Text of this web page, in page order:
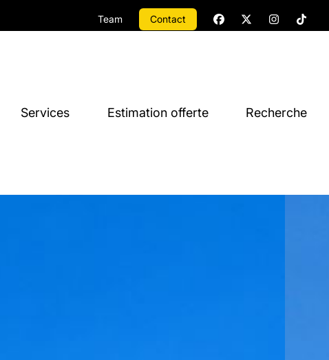
Team Contact
Services Estimation offerte Recherche